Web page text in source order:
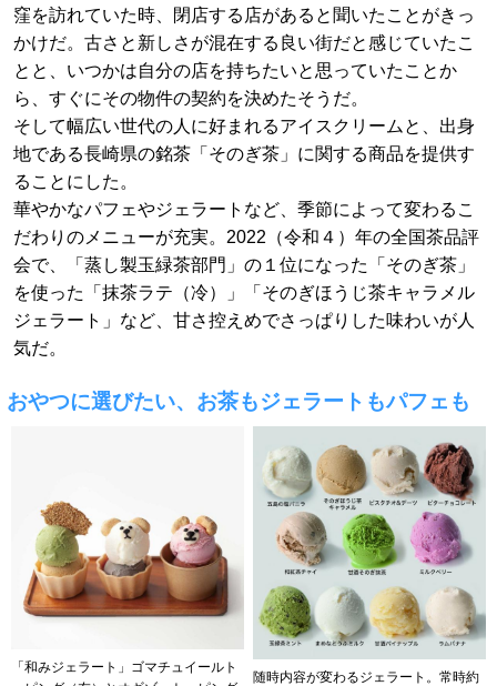
窪を訪れていた時、閉店する店があると聞いたことがきっ
かけだ。古さと新しさが混在する良い街だと感じていたこ
とと、いつかは自分の店を持ちたいと思っていたことか
ら、すぐにその物件の契約を決めたそうだ。
そして幅広い世代の人に好まれるアイスクリームと、出身
地である長崎県の銘茶「そのぎ茶」に関する商品を提供す
ることにした。
華やかなパフェやジェラートなど、季節によって変わるこ
だわりのメニューが充実。2022（令和４）年の全国茶品評
会で、「蒸し製玉緑茶部門」の１位になった「そのぎ茶」
を使った「抹茶ラテ（冷）」「そのぎほうじ茶キャラメル
ジェラート」など、甘さ控えめでさっぱりした味わいが人
気だ。
おやつに選びたい、お茶もジェラートもパフェも
「和みジェラート」ゴマチュイールト
随時内容が変わるジェラート。常時約